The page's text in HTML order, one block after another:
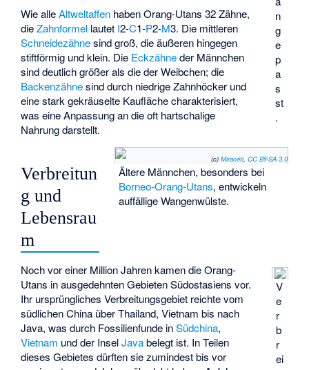
n
g
e
p
a
s
st
.
(c) Miraceti, CC BY-SA 3.0
Ältere Männchen, besonders bei
Borneo-Orang-Utans, entwickeln
auffällige Wangenwülste.
Wie alleAltweltaffen haben Orang-Utans 32 Zähne,
dieZahnformel lautet I2-C1-P2-M3. Die mittleren
Schneidezähnesind groß, die äußeren hingegen
stiftförmig und klein. Die Eckzähneder Männchen
sind deutlich größer als die der Weibchen; die
Backenzähnesind durch niedrige Zahnhöcker und
eine stark gekräuselte Kaufläche charakterisiert,
was eine Anpassung an die oft hartschalige
Nahrung darstellt.
Verbreitun
g und
Lebensrau
m
V
e
r
b
r
ei
Noch vor einer Million Jahren kamen die Orang-
Utans in ausgedehnten Gebieten Südostasiens vor.
Ihr ursprüngliches Verbreitungsgebiet reichte vom
südlichen China über Thailand, Vietnam bis nach
Java, was durch Fossilienfunde inSüdchina,
Vietnam und der InselJavabelegt ist. In Teilen
dieses Gebietes dürften sie zumindest bis vor